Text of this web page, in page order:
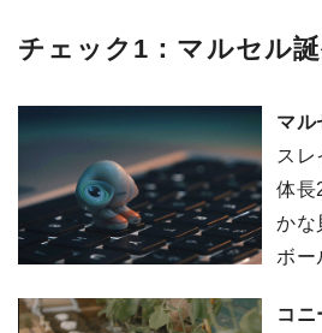
チェック1：マルセル
マル
スレ
体長
かな
ボー
コニ